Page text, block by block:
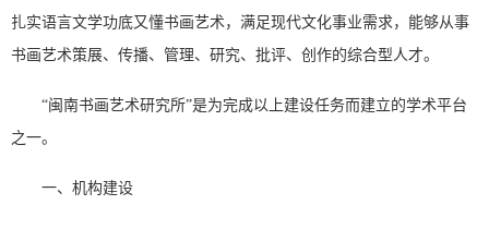
扎实语言文学功底又懂书画艺术，满足现代文化事业需求，能够从事
书画艺术策展、传播、管理、研究、批评、创作的综合型人才。
“闽南书画艺术研究所”是为完成以上建设任务而建立的学术平台
之一。
一、机构建设